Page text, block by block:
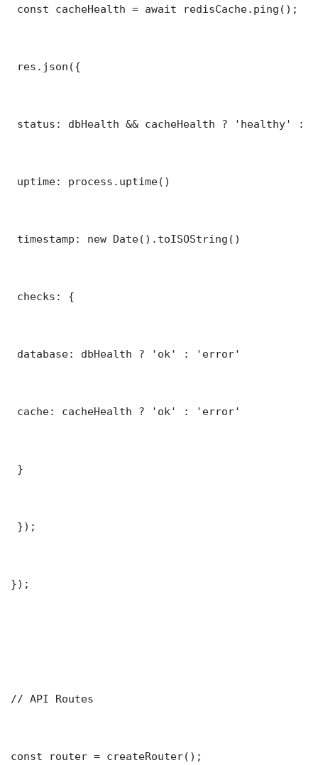
const cacheHealth = await redisCache.ping();
res.json({
status: dbHealth && cacheHealth ? 'healthy' :
uptime: process.uptime()
timestamp: new Date().toISOString()
checks: {
database: dbHealth ? 'ok' : 'error'
cache: cacheHealth ? 'ok' : 'error'
}
});
});
// API Routes
const router = createRouter();